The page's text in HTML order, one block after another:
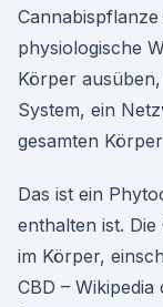
physiologische
Körper
System, ein
gesamten
Das ist ein
enthalten ist.
im Körper,
CBD –